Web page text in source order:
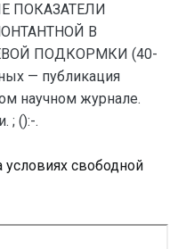
ПОКАЗАТЕЛИ
В
ПОДКОРМКИ (40-
— публикация
научном журнале.
; ():-.
условиях свободной